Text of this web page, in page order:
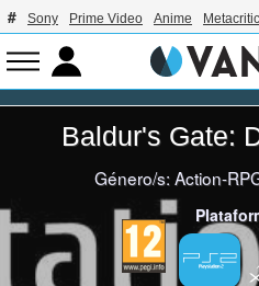
Sony Prime Video Anime Metacritic
Baldur's Gate:
Género/s:Action-